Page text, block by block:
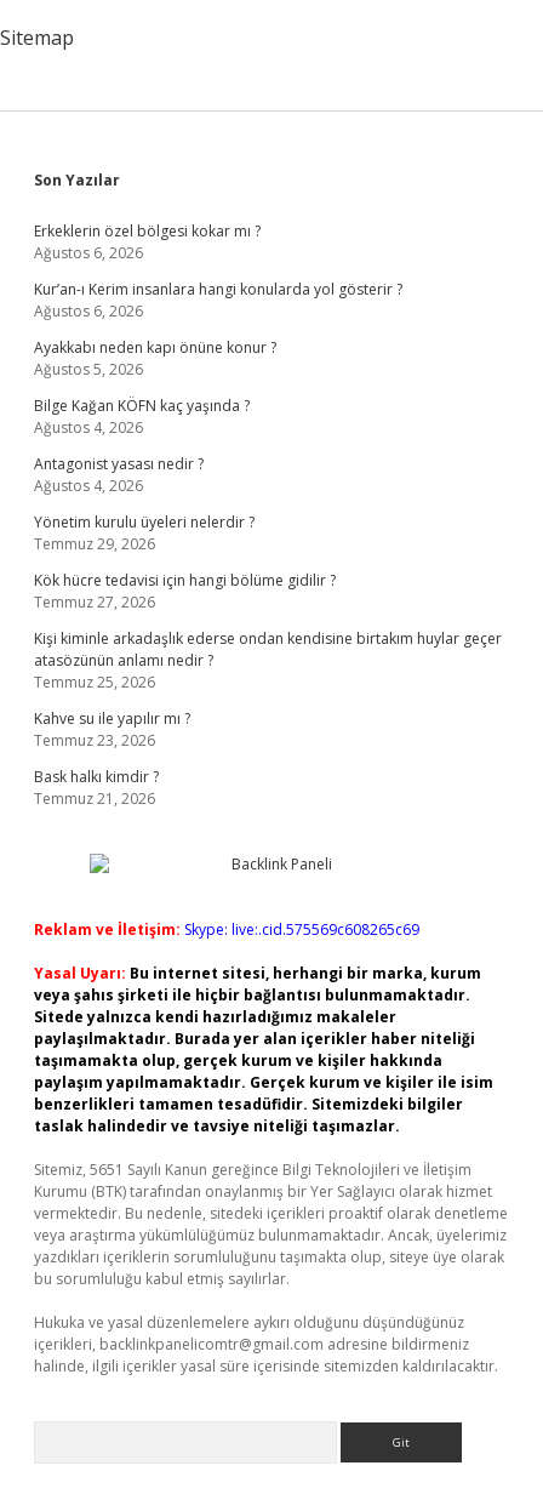
Sitemap
Sidebar
Son Yazılar
Erkeklerin özel bölgesi kokar mı ?
Ağustos 6, 2026
Kur’an-ı Kerim insanlara hangi konularda yol gösterir ?
Ağustos 6, 2026
Ayakkabı neden kapı önüne konur ?
Ağustos 5, 2026
Bilge Kağan KÖFN kaç yaşında ?
Ağustos 4, 2026
Antagonist yasası nedir ?
Ağustos 4, 2026
Yönetim kurulu üyeleri nelerdir ?
Temmuz 29, 2026
Kök hücre tedavisi için hangi bölüme gidilir ?
Temmuz 27, 2026
Kişi kiminle arkadaşlık ederse ondan kendisine birtakım huylar geçer
atasözünün anlamı nedir ?
Temmuz 25, 2026
Kahve su ile yapılır mı ?
Temmuz 23, 2026
Bask halkı kimdir ?
Temmuz 21, 2026
Reklam ve İletişim: Skype: live:.cid.575569c608265c69
Yasal Uyarı: Bu internet sitesi, herhangi bir marka, kurum
veya şahıs şirketi ile hiçbir bağlantısı bulunmamaktadır.
Sitede yalnızca kendi hazırladığımız makaleler
paylaşılmaktadır. Burada yer alan içerikler haber niteliği
taşımamakta olup, gerçek kurum ve kişiler hakkında
paylaşım yapılmamaktadır. Gerçek kurum ve kişiler ile isim
benzerlikleri tamamen tesadüfidir. Sitemizdeki bilgiler
taslak halindedir ve tavsiye niteliği taşımazlar.
Sitemiz, 5651 Sayılı Kanun gereğince Bilgi Teknolojileri ve İletişim
Kurumu (BTK) tarafından onaylanmış bir Yer Sağlayıcı olarak hizmet
vermektedir. Bu nedenle, sitedeki içerikleri proaktif olarak denetleme
veya araştırma yükümlülüğümüz bulunmamaktadır. Ancak, üyelerimiz
yazdıkları içeriklerin sorumluluğunu taşımakta olup, siteye üye olarak
bu sorumluluğu kabul etmiş sayılırlar.
Hukuka ve yasal düzenlemelere aykırı olduğunu düşündüğünüz
içerikleri, backlinkpanelicomtr@gmail.com adresine bildirmeniz
halinde, ilgili içerikler yasal süre içerisinde sitemizden kaldırılacaktır.